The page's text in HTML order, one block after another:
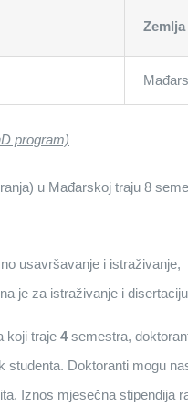
Zemlja
program)
u Mađarskoj traju 8
usavršavanje i istraživanje,
je za istraživanje i
koji traje 4semestra,
studenta. Doktoranti mogu
Iznos mjesečna stipendija